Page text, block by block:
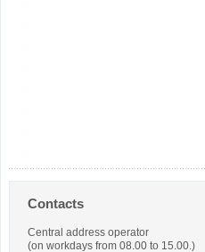
Contacts
Central address operator
(on workdays from 08.00 to 15.00.)